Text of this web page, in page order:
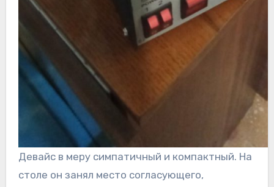
Девайс в меру симпатичный и компактный. На
столе он занял место согласующего,